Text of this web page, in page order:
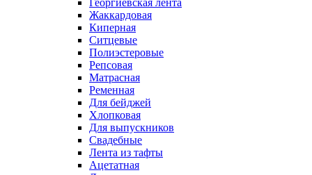
Жаккардовая
Киперная
Ситцевые
Полиэстеровые
Репсовая
Матрасная
Ременная
Для бейджей
Хлопковая
Для выпускников
Свадебные
Лента из тафты
Ацетатная